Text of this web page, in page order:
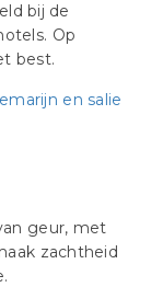
bij de
Op
best.
geur, met
zachtheid